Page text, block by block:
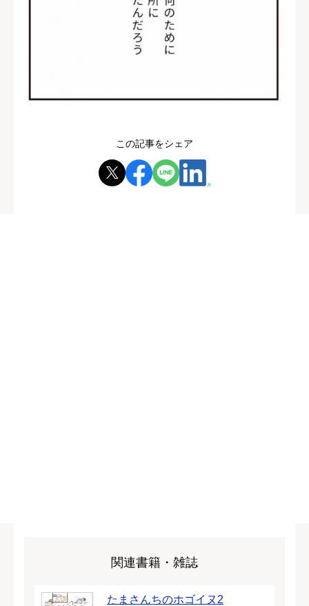
この記事をシェア
関連書籍・雑誌
たまさんちのホゴイヌ2